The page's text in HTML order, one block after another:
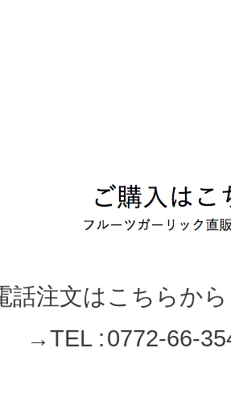
話注文はこちらか
:0772-66-